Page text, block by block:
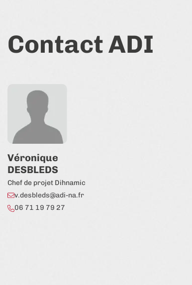
Contact ADI
Véronique
DESBLEDS
Chef de projet Dihnamic
v.desbleds@adi-na.fr
06 71 19 79 27